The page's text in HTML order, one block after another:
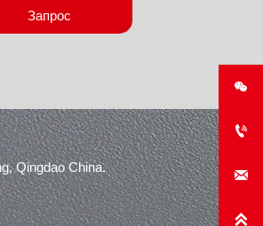
Запрос
Qingdao China.



